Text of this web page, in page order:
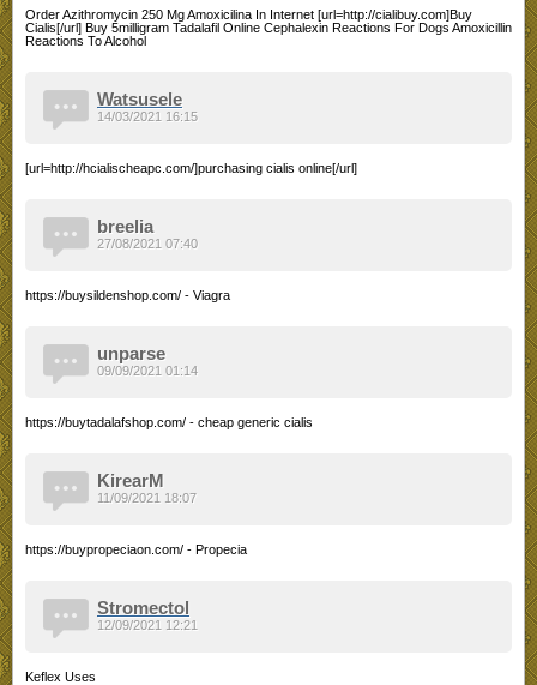
Order Azithromycin 250 Mg Amoxicilina In Internet [url=http://cialibuy.com]Buy
Cialis[/url] Buy 5milligram Tadalafil Online Cephalexin Reactions For Dogs Amoxicillin
Reactions To Alcohol
Watsusele
[url=http://hcialischeapc.com/]purchasing cialis online[/url]
14/03/2021 16:15
breelia
https://buysildenshop.com/ - Viagra
27/08/2021 07:40
unparse
https://buytadalafshop.com/ - cheap generic cialis
09/09/2021 01:14
KirearM
https://buypropeciaon.com/ - Propecia
11/09/2021 18:07
Stromectol
Keflex Uses
12/09/2021 12:21